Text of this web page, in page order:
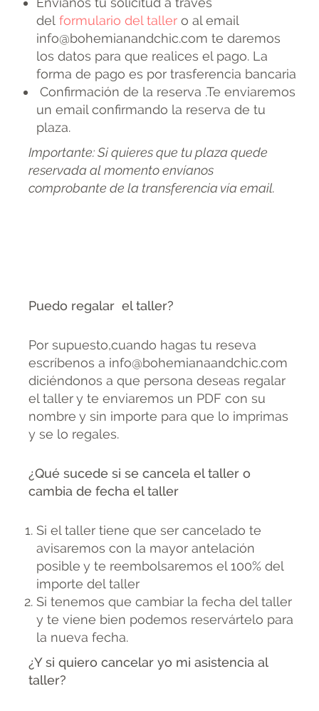
del formulario del taller o al email
info@bohemianandchic.com te daremos
los datos para que realices el pago. La
forma de pago es por trasferencia bancaria
Confirmación de la reserva .Te enviaremos
un email confirmando la reserva de tu
plaza.
Importante: Si quieres que tu plaza quede
reservada al momento envíanos
comprobante de la transferencia vía email.
Puedo regalar el taller?
Por supuesto,cuando hagas tu reseva
escríbenos a info@bohemianaandchic.com
diciéndonos a que persona deseas regalar
el taller y te enviaremos un PDF con su
nombre y sin importe para que lo imprimas
y se lo regales.
¿Qué sucede si se cancela el taller o
cambia de fecha el taller
Si el taller tiene que ser cancelado te
avisaremos con la mayor antelación
posible y te reembolsaremos el 100% del
importe del taller
Si tenemos que cambiar la fecha del taller
y te viene bien podemos reservártelo para
la nueva fecha.
¿Y si quiero cancelar yo mi asistencia al
taller?